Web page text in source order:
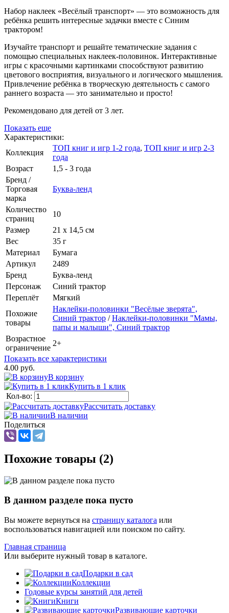
Набор наклеек «Весёлый транспорт» — это возможность для
ребёнка решить интересные задачки вместе с Синим
трактором!
Изучайте транспорт и решайте тематические задания с
помощью специальных наклеек-половинок. Интерактивные
игры с красочными картинками способствуют развитию
цветового восприятия, визуального и логического мышления.
Привлечение ребёнка в творческую деятельность с самого
раннего возраста — это занимательно и просто!
Рекомендовано для детей от 3 лет.
Показать еще
Характеристики:
Коллекция
ТОП книг и игр 1-2 года, ТОП книг и игр 2-3
года
Возраст
1,5 - 3 года
Бренд /
Торговая
марка
Буква-ленд
Количество
страниц
10
Размер
21 х 14,5 см
Вес
35 г
Материал
Бумага
Артикул
2489
Бренд
Буква-ленд
Персонаж
Синий трактор
Переплёт
Мягкий
Похожие
товары
Наклейки-половинки "Весёлые зверята",
Синий трактор /Наклейки-половинки "Мамы,
папы и малыши", Синий трактор
Возрастное
ограничение
2+
Показать все характеристики
4.00 руб.
В корзину
Купить в 1 клик
Кол-во:
Рассчитать доставку
В наличии
Поделиться
Похожие товары (2)
В данном разделе пока пусто
Вы можете вернуться на страницу каталога или
воспользоваться навигацией или поиском по сайту.
Главная страница
Или выберите нужный товар в каталоге.
Подарки в сад
Коллекции
Годовые курсы занятий для детей
Книги
Развивающие карточки